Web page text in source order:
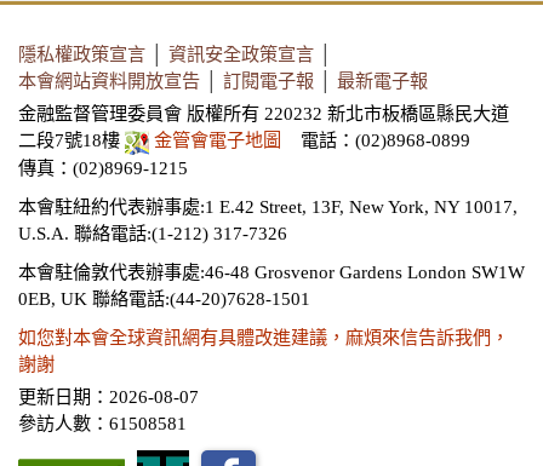
隱私權政策宣言 資訊安全政策宣言
本會網站資料開放宣告
訂閱電子報
最新電子報
金融監督管理委員會 版權所有 220232 新北市板橋區縣民大道
二段7號18樓
金管會電子地圖
電話：(02)8968-0899
傳真：(02)8969-1215
本會駐紐約代表辦事處:1 E.42 Street, 13F, New York, NY 10017,
U.S.A. 聯絡電話:(1-212) 317-7326
本會駐倫敦代表辦事處:46-48 Grosvenor Gardens London SW1W
0EB, UK 聯絡電話:(44-20)7628-1501
如您對本會全球資訊網有具體改進建議，麻煩來信告訴我們，
謝謝
更新日期：2026-08-07
參訪人數：61508581